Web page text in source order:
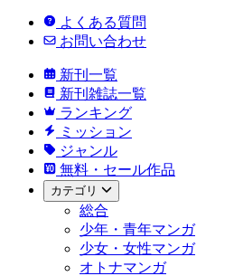
よくある質問
お問い合わせ
新刊一覧
新刊雑誌一覧
ランキング
ミッション
ジャンル
無料・セール作品
カテゴリ
総合
少年・青年マンガ
少女・女性マンガ
オトナマンガ